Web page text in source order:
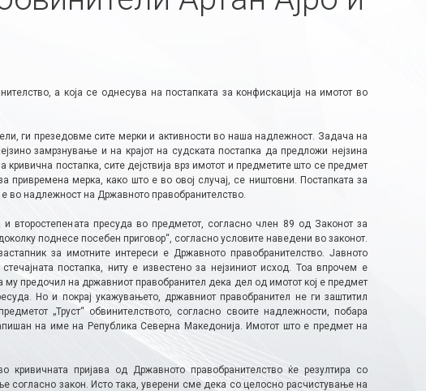
а која се однесува на постапката за конфискација на имотот во
ги презедовме сите мерки и активности во наша надлежност. Задача на
замрзнување и на крајот на судската постапка да предложи нејзина
постапка, сите дејствија врз имотот и предметите што се предмет
мерка, како што е во овој случај, се ништовни. Постапката за
во надлежност на Државното правобранителство.
второстепената пресуда во предметот, согласно член 89 од Законот за
поднесе посебен приговор“, согласно условите наведени во законот.
за имотните интереси е Државното правобранителство. Јавното
постапка, ниту е известено за нејзиниот исход. Тоа впрочем е
му предочил на државниот правобранител дека дел од имотот кој е предмет
Но и покрај укажувањето, државниот правобранител не ги заштитил
„Труст“ обвинителството, согласно своите надлежности, побара
на име на Република Северна Македонија. Имотот што е предмет на
пријава од Државното правобранителство ќе резултира со
согласно закон. Исто така, уверени сме дека со целосно расчистување на